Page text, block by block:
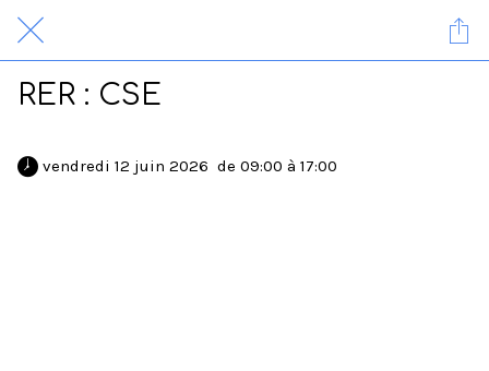
RER : CSE
vendredi 12 juin 2026  de 09:00 à 17:00